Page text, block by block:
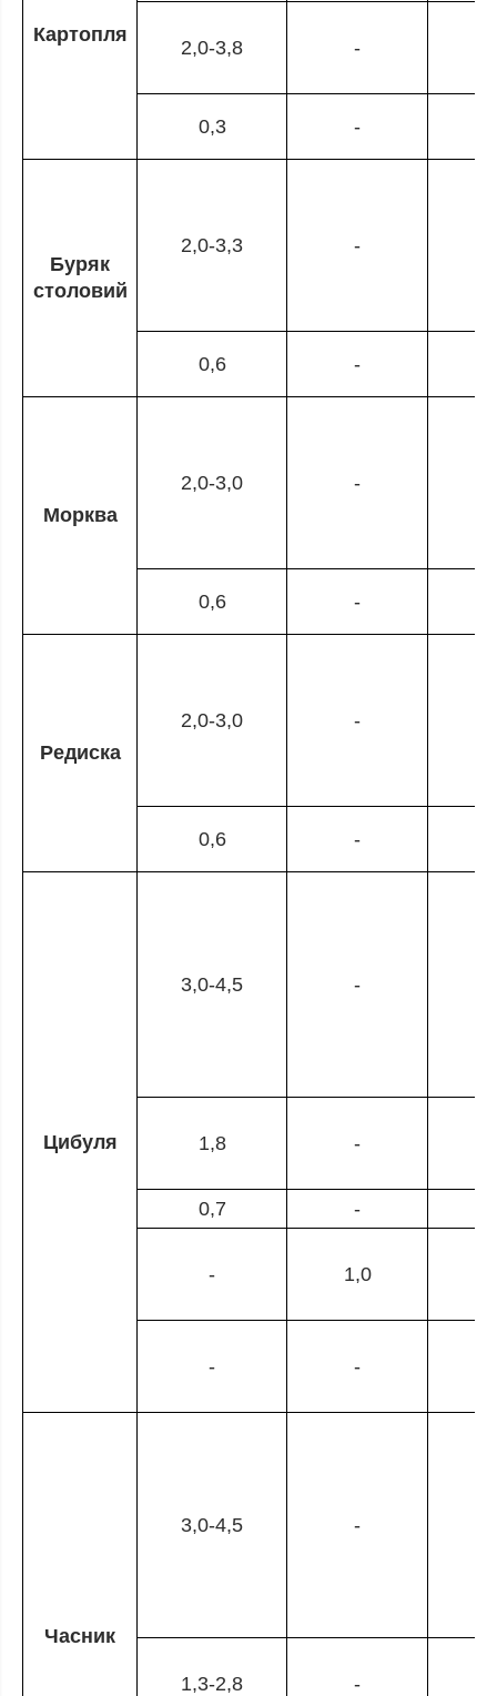
Картопля
2,0-3,8 -
0,3 -
Буряк
столовий
2,0-3,3 -
0,6 -
Морква
2,0-3,0 -
0,6 -
Редиска
2,0-3,0 -
0,6 -
Цибуля
3,0-4,5 -
1,8 -
0,7 -
- 1,0
- -
Часник
3,0-4,5 -
1,3-2,8 -